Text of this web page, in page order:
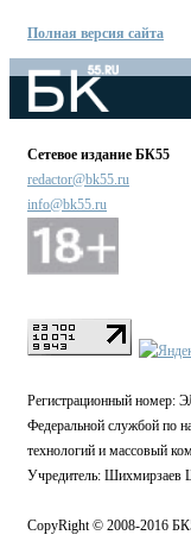
Полная версия сайта
Сетевое издание БК55
redactor@bk55.ru
info@bk55.ru
Регистрационный номер:
Федеральной службой по
технологий и массовый
Учредитель: Шихмирзаев
CopyRight © 2008-2016